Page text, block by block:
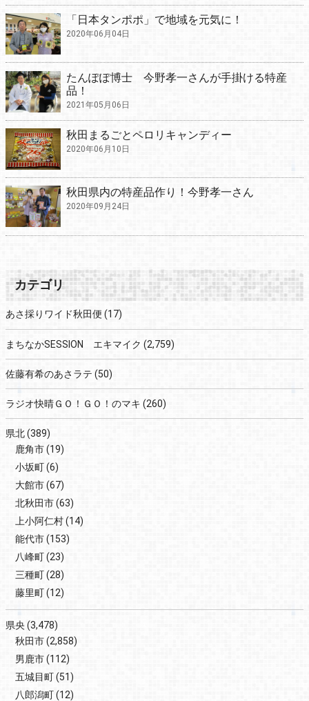
「日本タンポポ」で地域を元気に！
2020年06月04日
たんぽぽ博士 今野孝一さんが手掛ける特産
品！
2021年05月06日
秋田まるごとペロリキャンディー
2020年06月10日
秋田県内の特産品作り！今野孝一さん
2020年09月24日
カテゴリ
あさ採りワイド秋田便 (17)
まちなかSESSION エキマイク (2,759)
佐藤有希のあさラテ (50)
ラジオ快晴ＧＯ！ＧＯ！のマキ (260)
県北(389)
鹿角市(19)
小坂町(6)
大館市(67)
北秋田市(63)
上小阿仁村(14)
能代市(153)
八峰町(23)
三種町(28)
藤里町(12)
県央(3,478)
秋田市(2,858)
男鹿市(112)
五城目町(51)
八郎潟町(12)